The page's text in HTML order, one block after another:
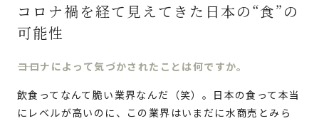
コロナ禍を経て見えてきた日本の“食”の
可能性
コロナによって気づかされたことは何ですか。
飲食ってなんて脆い業界なんだ（笑）。日本の食って本当
にレベルが高いのに、この業界はいまだに水商売とみら